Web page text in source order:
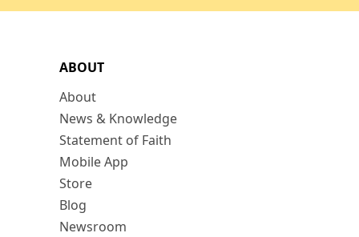
ABOUT
About
News & Knowledge
Statement of Faith
Mobile App
Store
Blog
Newsroom